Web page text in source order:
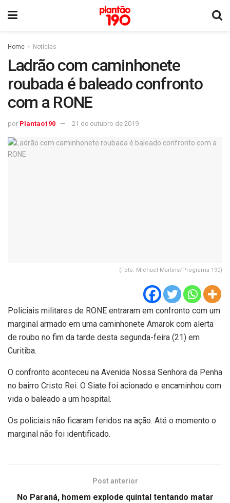
Home Notícias
Ladrão com caminhonete
roubada é baleado confronto
com a RONE
por Plantao190 21 de outubro de 2019
(Foto: Michael Martins/Programa 190)
Policiais militares de RONE entraram em confronto com um
marginal armado em uma caminhonete Amarok com alerta
de roubo no fim da tarde desta segunda-feira (21) em
Curitiba.
O confronto aconteceu na Avenida Nossa Senhora da Penha
no bairro Cristo Rei. O Siate foi acionado e encaminhou com
vida o baleado a um hospital.
Os policiais não ficaram feridos na ação. Até o momento o
marginal não foi identificado.
Post anterior
No Paraná, homem explode quintal tentando matar